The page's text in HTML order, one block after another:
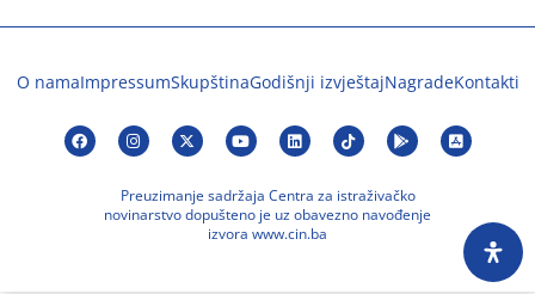
O namaImpressumSkupštinaGodišnji izvještajNagradeKontakti
Preuzimanje sadržaja Centra za istraživačko
novinarstvo dopušteno je uz obavezno navođenje
izvora www.cin.ba